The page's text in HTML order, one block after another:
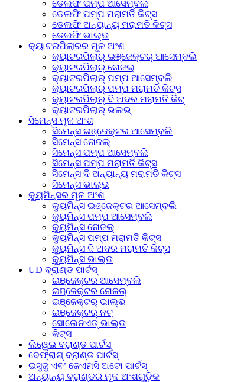
ଡେଲଫି ପମ୍ପ ଆସେମ୍ବଲି
ଡେଲଫି ପମ୍ପ ମରାମତି କିଟ୍ସ
ଡେଲଫି ଅନ୍ୟାନ୍ୟ ମରାମତି କିଟ୍ସ
ଡେଲଫି ଭାଲ୍ଭ
କ୍ୟାଟରପିଲାରର ମୂଳ ଅଂଶ
କ୍ୟାଟରପିଲାର୍ ଇଞ୍ଜେକ୍ଟର୍ ଆସେମ୍ବଲି
କ୍ୟାଟରପିଲାର୍ ନୋଜଲ୍
କ୍ୟାଟରପିଲାର୍ ପମ୍ପ ଆସେମ୍ବଲି
କ୍ୟାଟରପିଲାର୍ ପମ୍ପ ମରାମତି କିଟ୍ସ
କ୍ୟାଟରପିଲାର୍ ଦି ଅଦର ମରାମତି କିଟ୍
କ୍ୟାଟରପିଲାର୍ ଭଲଭ୍
ସିମେନ୍ସ ମୂଳ ଅଂଶ
ସିମେନ୍ସ ଇଞ୍ଜେକ୍ଟର ଆସେମ୍ବଲି
ସିମେନ୍ସ ନୋଜଲ୍
ସିମେନ୍ସ ପମ୍ପ ଆସେମ୍ବଲି
ସିମେନ୍ସ ପମ୍ପ ମରାମତି କିଟ୍ସ
ସିମେନ୍ସ ଦି ଅନ୍ୟାନ୍ୟ ମରାମତି କିଟ୍ସ
ସିମେନ୍ସ ଭାଲ୍ଭ
କ୍ୟୁମିନ୍ସର ମୂଳ ଅଂଶ
କ୍ୟୁମିନ୍ସ ଇଞ୍ଜେକ୍ଟର ଆସେମ୍ବଲି
କ୍ୟୁମିନ୍ସ ପମ୍ପ ଆସେମ୍ବଲି
କ୍ୟୁମିନ୍ସ ନୋଜଲ୍
କ୍ୟୁମିନ୍ସ ପମ୍ପ ମରାମତି କିଟ୍ସ
କ୍ୟୁମିନ୍ସ ଦି ଅଦର ମରାମତି କିଟ୍ସ
କ୍ୟୁମିନ୍ସ ଭାଲ୍ଭ
UD ବ୍ରାଣ୍ଡ ପାର୍ଟସ୍
ଇଞ୍ଜେକ୍ଟର ଆସେମ୍ବଲି
ଇଞ୍ଜେକ୍ଟର ନୋଜଲ୍
ଇଞ୍ଜେକ୍ଟର୍ ଭାଲ୍ଭ
ଇଞ୍ଜେକ୍ଟର୍ ନଟ୍
ସୋଲେନଏଡ୍ ଭାଲ୍ଭ
କିଟ୍ସ
ଲିୱେଇ ବ୍ରାଣ୍ଡ ପାର୍ଟସ୍
ବେଫ୍ରାଗ୍ ବ୍ରାଣ୍ଡ ପାର୍ଟସ୍
ଇସୁଜୁ ଏବଂ ଜେଏମସି ଅଟୋ ପାର୍ଟସ୍
ଅନ୍ୟାନ୍ୟ ବ୍ରାଣ୍ଡର ମୂଳ ଅଂଶଗୁଡ଼ିକ